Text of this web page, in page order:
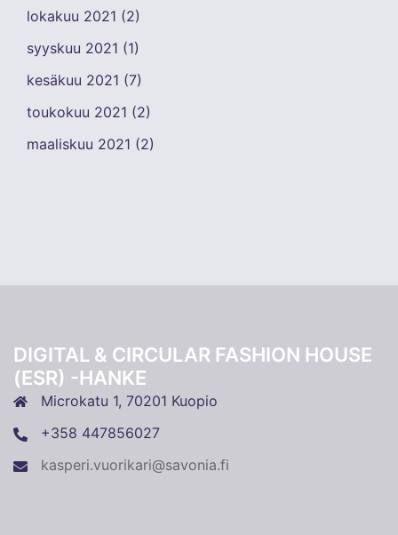
lokakuu 2021 (2)
syyskuu 2021 (1)
kesäkuu 2021 (7)
toukokuu 2021 (2)
maaliskuu 2021 (2)
DIGITAL & CIRCULAR FASHION HOUSE
(ESR) -HANKE
Microkatu 1, 70201 Kuopio
+358 447856027
kasperi.vuorikari@savonia.fi